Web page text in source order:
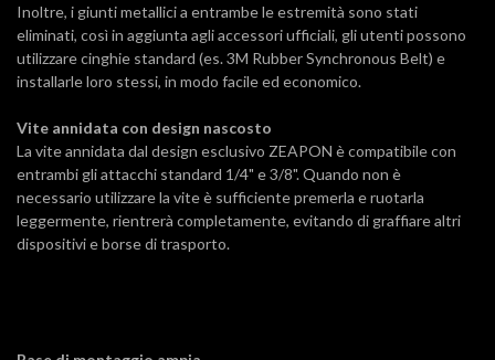
Inoltre, i giunti metallici a entrambe le estremità sono stati
eliminati, così in aggiunta agli accessori ufficiali, gli utenti possono
utilizzare cinghie standard (es. 3M Rubber Synchronous Belt) e
installarle loro stessi, in modo facile ed economico.
Vite annidata con design nascosto
La vite annidata dal design esclusivo ZEAPON è compatibile con
entrambi gli attacchi standard 1/4" e 3/8". Quando non è
necessario utilizzare la vite è sufficiente premerla e ruotarla
leggermente, rientrerà completamente, evitando di graffiare altri
dispositivi e borse di trasporto.